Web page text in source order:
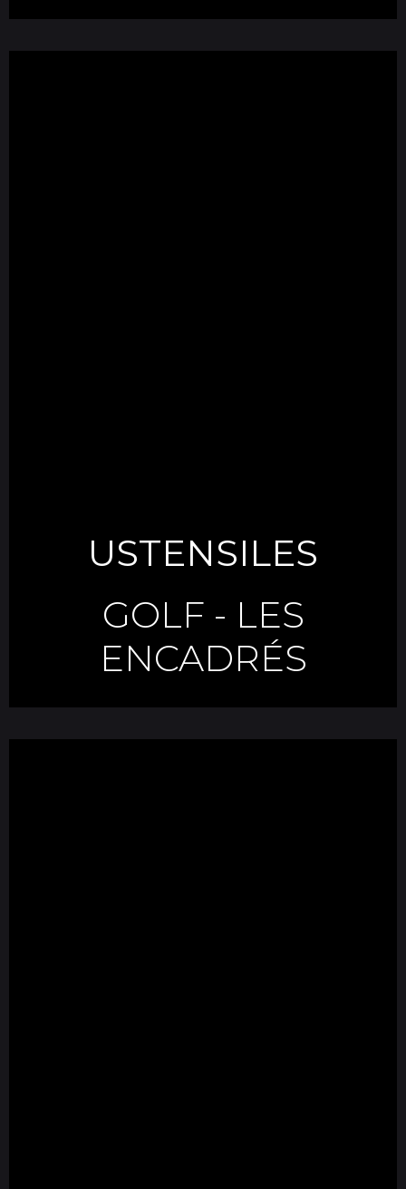
USTENSILES
GOLF - LES
ENCADRÉS